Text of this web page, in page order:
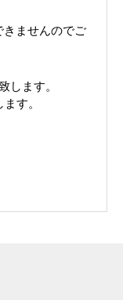
きませんのでご
します。
す。